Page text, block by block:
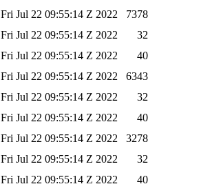
Fri Jul 22 09:55:14 Z 2022
7378
Fri Jul 22 09:55:14 Z 2022
32
Fri Jul 22 09:55:14 Z 2022
40
Fri Jul 22 09:55:14 Z 2022
6343
Fri Jul 22 09:55:14 Z 2022
32
Fri Jul 22 09:55:14 Z 2022
40
Fri Jul 22 09:55:14 Z 2022
3278
Fri Jul 22 09:55:14 Z 2022
32
Fri Jul 22 09:55:14 Z 2022 40